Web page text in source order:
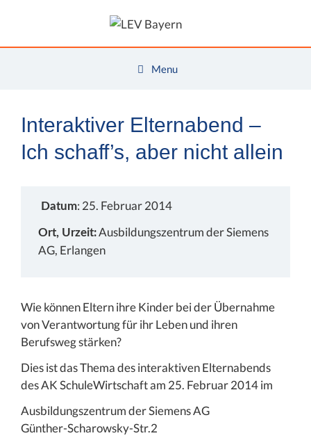
Menu
Interaktiver Elternabend –
Ich schaff’s, aber nicht allein
Datum: 25. Februar 2014
Ort, Urzeit:Ausbildungszentrum der Siemens
AG, Erlangen
Wie können Eltern ihre Kinder bei der Übernahme
von Verantwortung für ihr Leben und ihren
Berufsweg stärken?
Dies ist das Thema des interaktiven Elternabends
des AK SchuleWirtschaft am 25. Februar 2014 im
Ausbildungszentrum der Siemens AG
Günther-Scharowsky-Str.2